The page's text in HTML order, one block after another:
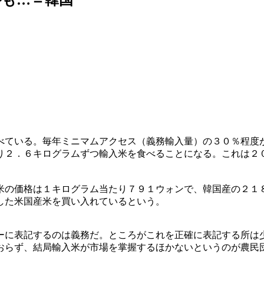
いる。毎年ミニマムアクセス（義務輸入量）の３０％程
．６キログラムずつ輸入米を食べることになる。これは
価格は１キログラム当たり７９１ウォンで、韓国産の２
米国産米を買い入れているという。
表記するのは義務だ。ところがこれを正確に表記する所
ず、結局輸入米が市場を掌握するほかないというのが農民